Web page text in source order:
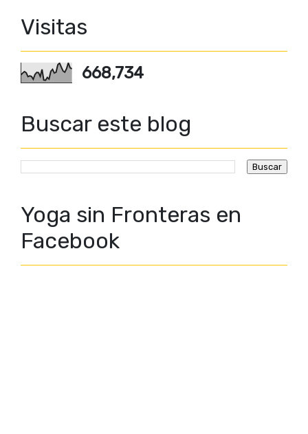
Visitas
668,734
Buscar este blog
Yoga sin Fronteras en
Facebook